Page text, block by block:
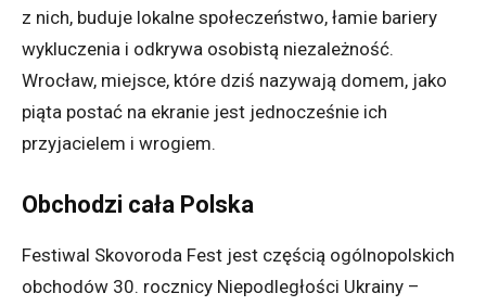
z nich, buduje lokalne społeczeństwo, łamie bariery
wykluczenia i odkrywa osobistą niezależność.
Wrocław, miejsce, które dziś nazywają domem, jako
piąta postać na ekranie jest jednocześnie ich
przyjacielem i wrogiem.
Obchodzi cała Polska
Festiwal Skovoroda Fest jest częścią ogólnopolskich
obchodów 30. rocznicy Niepodległości Ukrainy –